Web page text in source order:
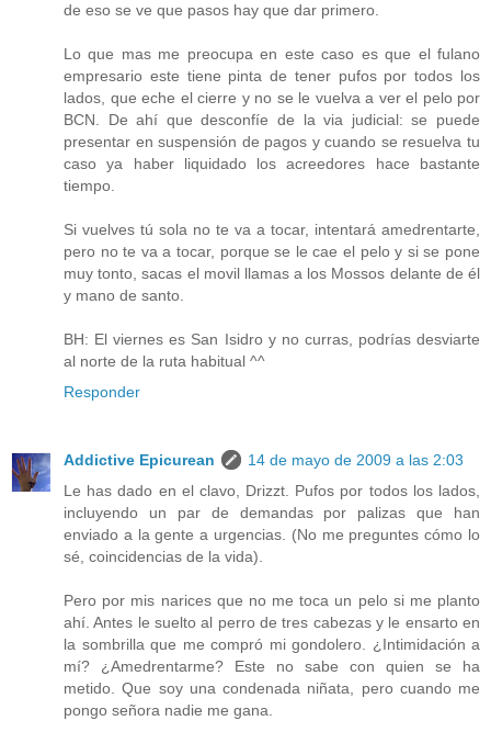
de eso se ve que pasos hay que dar primero.
Lo que mas me preocupa en este caso es que el fulano
empresario este tiene pinta de tener pufos por todos los
lados, que eche el cierre y no se le vuelva a ver el pelo por
BCN. De ahí que desconfíe de la via judicial: se puede
presentar en suspensión de pagos y cuando se resuelva tu
caso ya haber liquidado los acreedores hace bastante
tiempo.
Si vuelves tú sola no te va a tocar, intentará amedrentarte,
pero no te va a tocar, porque se le cae el pelo y si se pone
muy tonto, sacas el movil llamas a los Mossos delante de él
y mano de santo.
BH: El viernes es San Isidro y no curras, podrías desviarte
al norte de la ruta habitual ^^
Responder
Addictive Epicurean
14 de mayo de 2009 a las 2:03
Le has dado en el clavo, Drizzt. Pufos por todos los lados,
incluyendo un par de demandas por palizas que han
enviado a la gente a urgencias. (No me preguntes cómo lo
sé, coincidencias de la vida).
Pero por mis narices que no me toca un pelo si me planto
ahí. Antes le suelto al perro de tres cabezas y le ensarto en
la sombrilla que me compró mi gondolero. ¿Intimidación a
mí? ¿Amedrentarme? Este no sabe con quien se ha
metido. Que soy una condenada niñata, pero cuando me
pongo señora nadie me gana.